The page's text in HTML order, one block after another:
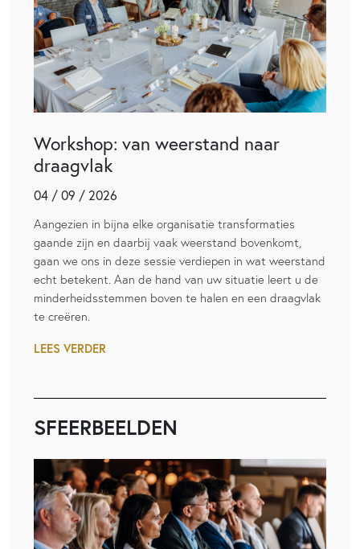
Workshop: van weerstand naar
draagvlak
04 / 09 / 2026
Aangezien in bijna elke organisatie transformaties
gaande zijn en daarbij vaak weerstand bovenkomt,
gaan we ons in deze sessie verdiepen in wat weerstand
echt betekent. Aan de hand van uw situatie leert u de
minderheidsstemmen boven te halen en een draagvlak
te creëren.
LEES VERDER
SFEERBEELDEN